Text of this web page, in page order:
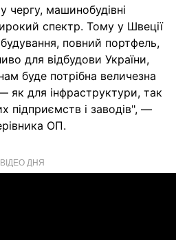
чергу, машинобудівні
спектр. Тому у Швеції
повний портфель,
для відбудови України,
буде потрібна величезна
як для інфраструктури, так
підприємств і заводів", —
ОП.
ВІДЕО ДНЯ